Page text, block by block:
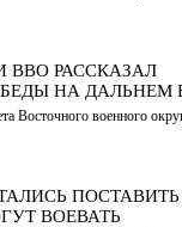
РАССКАЗАЛ
НА ДАЛЬНЕМ
Восточного военного
ПОСТАВИТЬ
ВОЕВАТЬ